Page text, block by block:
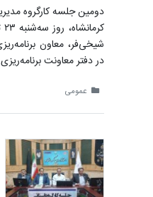
دومین جلسه کارگروه
شیخی‌فر، معاون
در دفتر معاونت
عمومی